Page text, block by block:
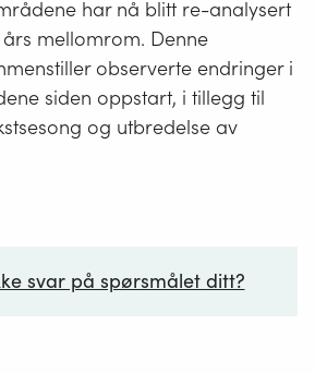
har nå blitt re-analysert
mellomrom. Denne
observerte endringer i
siden oppstart, i tillegg til
og utbredelse av
svar på spørsmålet ditt?